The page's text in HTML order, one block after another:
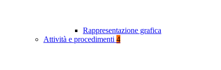
Rappresentazione grafica
Attività e procedimenti 4